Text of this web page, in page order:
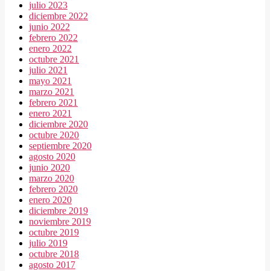
julio 2023
diciembre 2022
junio 2022
febrero 2022
enero 2022
octubre 2021
julio 2021
mayo 2021
marzo 2021
febrero 2021
enero 2021
diciembre 2020
octubre 2020
septiembre 2020
agosto 2020
junio 2020
marzo 2020
febrero 2020
enero 2020
diciembre 2019
noviembre 2019
octubre 2019
julio 2019
octubre 2018
agosto 2017